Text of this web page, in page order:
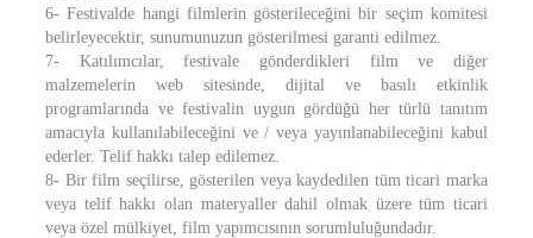
6- Festivalde hangi filmlerin gösterileceğini bir seçim komitesi
belirleyecektir, sunumunuzun gösterilmesi garanti edilmez.
7- Katılımcılar, festivale gönderdikleri film ve diğer
malzemelerin web sitesinde, dijital ve basılı etkinlik
programlarında ve festivalin uygun gördüğü her türlü tanıtım
amacıyla kullanılabileceğini ve / veya yayınlanabileceğini kabul
ederler. Telif hakkı talep edilemez.
8- Bir film seçilirse, gösterilen veya kaydedilen tüm ticari marka
veya telif hakkı olan materyaller dahil olmak üzere tüm ticari
veya özel mülkiyet, film yapımcısının sorumluluğundadır.